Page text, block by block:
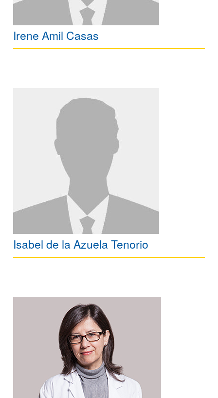
Irene Amil Casas
Isabel de la Azuela Tenorio